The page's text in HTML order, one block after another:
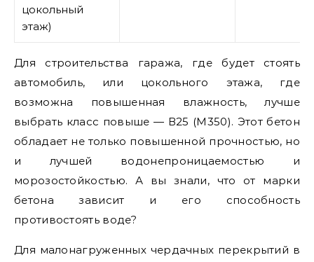
цокольный
этаж)
Для строительства гаража, где будет стоять
автомобиль, или цокольного этажа, где
возможна повышенная влажность, лучше
выбрать класс повыше — В25 (М350). Этот бетон
обладает не только повышенной прочностью, но
и лучшей водонепроницаемостью и
морозостойкостью. А вы знали, что от марки
бетона зависит и его способность
противостоять воде?
Для малонагруженных чердачных перекрытий в